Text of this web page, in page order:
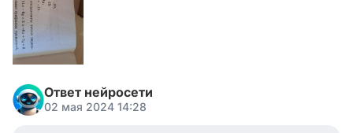
Ответ нейросети
02 мая 2024 14:28